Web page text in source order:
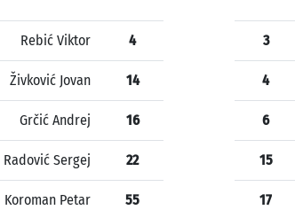
Rebić Viktor 4
Živković Jovan 14
Grčić Andrej 16
Radović Sergej 22
Koroman Petar 55
3
4
6
15
17